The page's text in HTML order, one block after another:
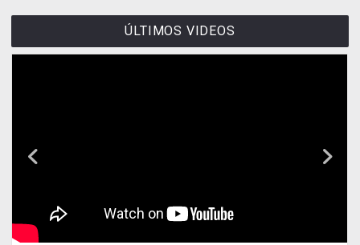
ÚLTIMOS VIDEOS